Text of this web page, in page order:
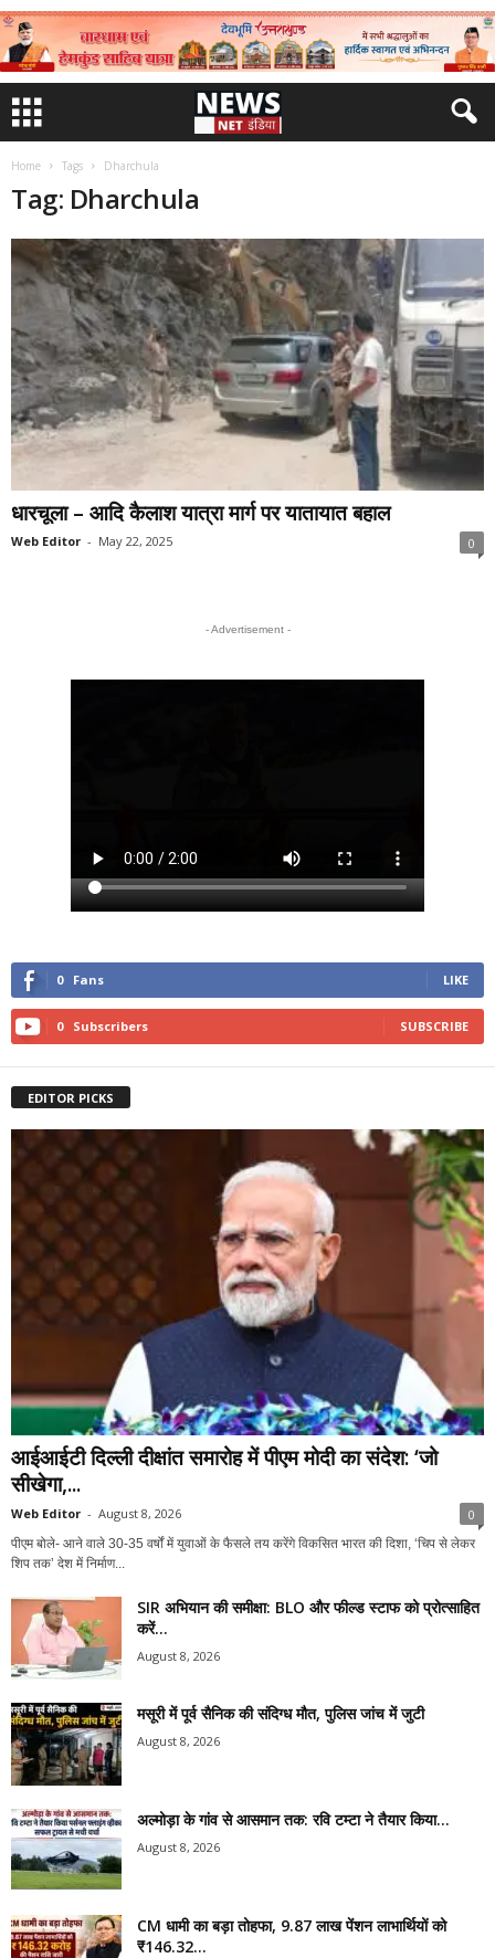
Home Tags Dharchula
Tag: Dharchula
धारचूला – आदि कैलाश यात्रा मार्ग पर यातायात बहाल
Web Editor - May 22, 2025 0
- Advertisement -
0 Fans LIKE
0 Subscribers SUBSCRIBE
EDITOR PICKS
आईआईटी दिल्ली दीक्षांत समारोह में पीएम मोदी का संदेश: ‘जो
सीखेगा,...
Web Editor - August 8, 2026 0
पीएम बोले- आने वाले 30-35 वर्षों में युवाओं के फैसले तय करेंगे विकसित भारत की दिशा, ‘चिप से लेकर
शिप तक’ देश में निर्माण...
SIR अभियान की समीक्षा: BLO और फील्ड स्टाफ को प्रोत्साहित
करें...
August 8, 2026
मसूरी में पूर्व सैनिक की संदिग्ध मौत, पुलिस जांच में जुटी
August 8, 2026
अल्मोड़ा के गांव से आसमान तक: रवि टम्टा ने तैयार किया...
August 8, 2026
CM धामी का बड़ा तोहफा, 9.87 लाख पेंशन लाभार्थियों को
₹146.32...